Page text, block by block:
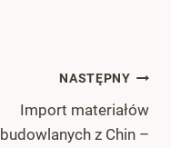
NASTĘPNY
Import materiałów
budowlanych z Chin –